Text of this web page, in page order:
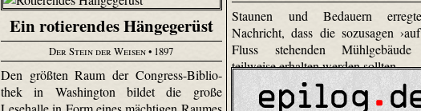
Staunen und Bedauern
Nachricht, dass die sozusagen
Fluss stehenden
teilweise erhalten werden sollten.
Ein rotierendes Hängegerüst
Der Stein der Weisen• 1897
Den größten Raum der Congress-Biblio­
thek in Washington bildet die große